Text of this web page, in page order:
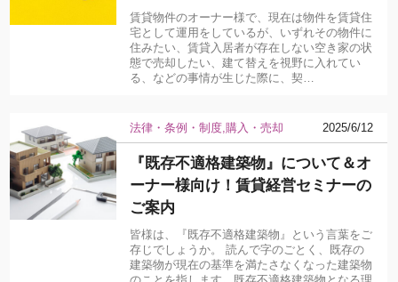
賃貸物件のオーナー様で、現在は物件を賃貸住
宅として運用をしているが、いずれその物件に
住みたい、賃貸入居者が存在しない空き家の状
態で売却したい、建て替えを視野に入れてい
る、などの事情が生じた際に、契…
法律・条例・制度 購入・売却 2025/6/12
『既存不適格建築物』について＆オ
ーナー様向け！賃貸経営セミナーの
ご案内
皆様は、『既存不適格建築物』という言葉をご
存じでしょうか。 読んで字のごとく、既存の
建築物が現在の基準を満たさなくなった建築物